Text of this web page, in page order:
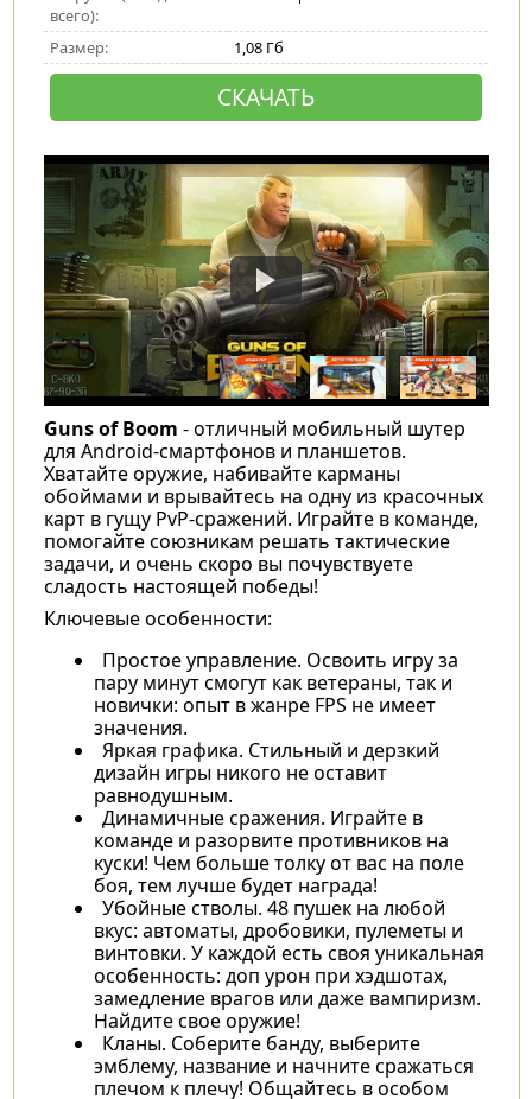
всего):
Размер: 1,08 Гб
СКАЧАТЬ
Guns of Boom - отличный мобильный шутер
для Android-смартфонов и планшетов.
Хватайте оружие, набивайте карманы
обоймами и врывайтесь на одну из красочных
карт в гущу PvP-сражений. Играйте в команде,
помогайте союзникам решать тактические
задачи, и очень скоро вы почувствуете
сладость настоящей победы!
Ключевые особенности:
Простое управление. Освоить игру за
пару минут смогут как ветераны, так и
новички: опыт в жанре FPS не имеет
значения.
Яркая графика. Стильный и дерзкий
дизайн игры никого не оставит
равнодушным.
Динамичные сражения. Играйте в
команде и разорвите противников на
куски! Чем больше толку от вас на поле
боя, тем лучше будет награда!
Убойные стволы. 48 пушек на любой
вкус: автоматы, дробовики, пулеметы и
винтовки. У каждой есть своя уникальная
особенность: доп урон при хэдшотах,
замедление врагов или даже вампиризм.
Найдите свое оружие!
Кланы. Соберите банду, выберите
эмблему, название и начните сражаться
плечом к плечу! Общайтесь в особом